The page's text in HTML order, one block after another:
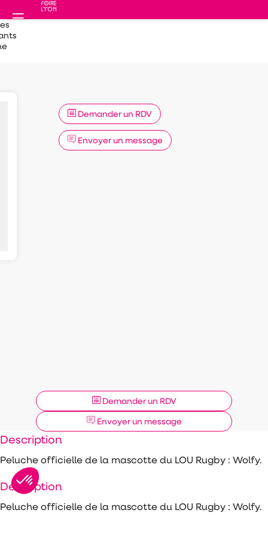
Demander un RDV
Envoyer un message
Demander un RDV
Envoyer un message
Description
Peluche officielle de la mascotte du LOU Rugby : Wolfy.
Description
Peluche officielle de la mascotte du LOU Rugby : Wolfy.